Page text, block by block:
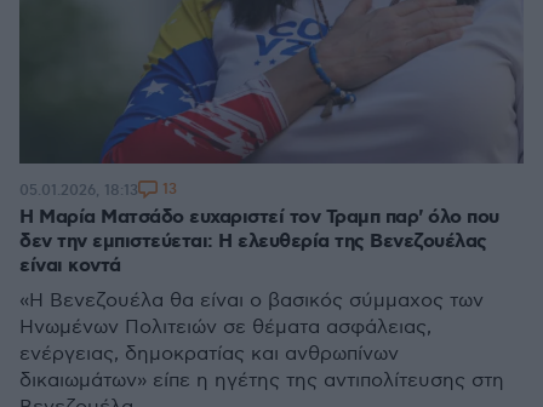
Η Μαρία Ματσάδο ευχαριστεί τον Τραμπ παρ' όλο που
δεν την εμπιστεύεται: Η ελευθερία της Βενεζουέλας
είναι κοντά
«Η Βενεζουέλα θα είναι ο βασικός σύμμαχος των
Ηνωμένων Πολιτειών σε θέματα ασφάλειας,
ενέργειας, δημοκρατίας και ανθρωπίνων
δικαιωμάτων» είπε η ηγέτης της αντιπολίτευσης στη
05.01.2026, 18:13 13